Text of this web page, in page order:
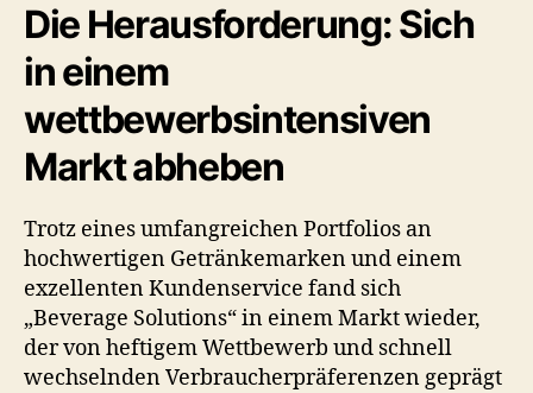
Die Herausforderung: Sich
in einem
wettbewerbsintensiven
Markt abheben
Trotz eines umfangreichen Portfolios an
hochwertigen Getränkemarken und einem
exzellenten Kundenservice fand sich
„Beverage Solutions“ in einem Markt wieder,
der von heftigem Wettbewerb und schnell
wechselnden Verbraucherpräferenzen geprägt